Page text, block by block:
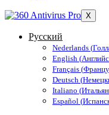
X
Русский
Nederlands (
English (
Français (
Deutsch (
Italiano (
Español (